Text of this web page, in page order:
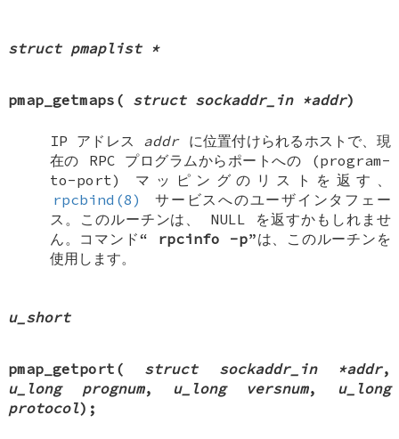
struct pmaplist *
pmap_getmaps ( struct sockaddr_in *addr)
IP アドレス addrに位置付けられるホストで、現
在の RPC プログラムからポートへの (program-
to-port) マッピングのリストを返す、
rpcbind(8)
サービスへのユーザインタフェー
ス。このルーチンは、 NULL を返すかもしれませ
ん。コマンド“ rpcinfo -p”は、このルーチンを
使用します。
u_short
pmap_getport ( struct sockaddr_in *addr,
u_long prognum, u_long versnum, u_long
protocol);